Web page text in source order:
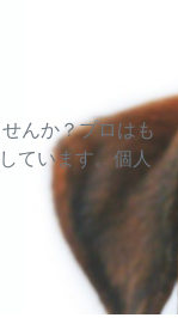
んか？プロはも
ています。個人